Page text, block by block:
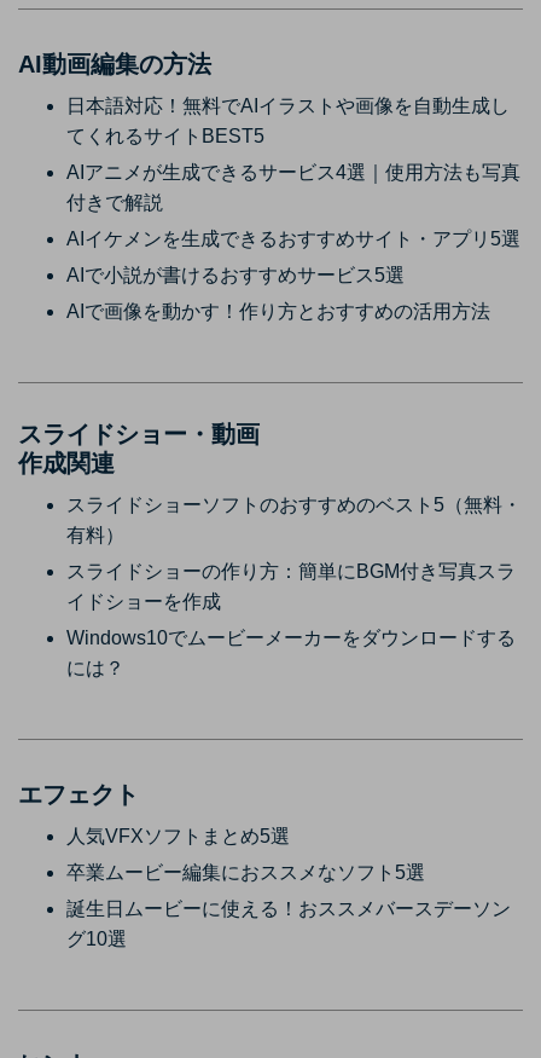
AI動画編集の方法
日本語対応！無料でAIイラストや画像を自動生成し
てくれるサイトBEST5
AIアニメが生成できるサービス4選｜使用方法も写真
付きで解説
AIイケメンを生成できるおすすめサイト・アプリ5選
AIで小説が書けるおすすめサービス5選
AIで画像を動かす！作り方とおすすめの活用方法
スライドショー・動画
作成関連
スライドショーソフトのおすすめのベスト5（無料・
有料）
スライドショーの作り方：簡単にBGM付き写真スラ
イドショーを作成
Windows10でムービーメーカーをダウンロードする
には？
エフェクト
人気VFXソフトまとめ5選
卒業ムービー編集におススメなソフト5選
誕生日ムービーに使える！おススメバースデーソン
グ10選